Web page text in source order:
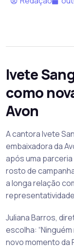
Ivete
como
Avon
A cantora Ivete
embaixadora da
após uma
rosto de
a longa relação
Juliana Barros,
escolha:
novo momento da